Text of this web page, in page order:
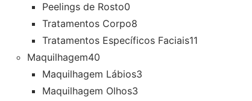
Peelings de Rosto0
Tratamentos Corpo8
Tratamentos Específicos Faciais11
Maquilhagem40
Maquilhagem Lábios3
Maquilhagem Olhos3